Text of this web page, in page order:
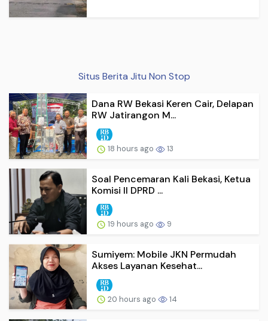
Situs Berita Jitu Non Stop
Dana RW Bekasi Keren Cair, Delapan
RW Jatirangon M...
18 hours ago 13
Soal Pencemaran Kali Bekasi, Ketua
Komisi II DPRD ...
19 hours ago 9
Sumiyem: Mobile JKN Permudah
Akses Layanan Kesehat...
20 hours ago 14